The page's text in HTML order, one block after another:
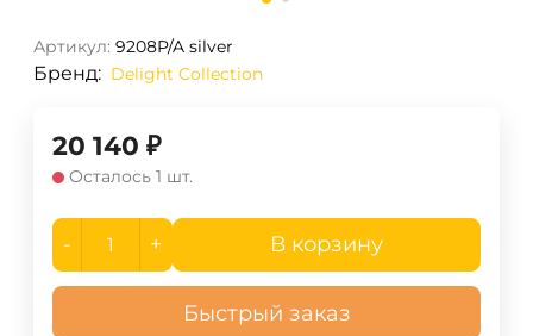
Артикул: 9208P/A silver
Бренд: Delight Collection
20 140 ₽
Осталось 1 шт.
- + В корзину
Быстрый заказ